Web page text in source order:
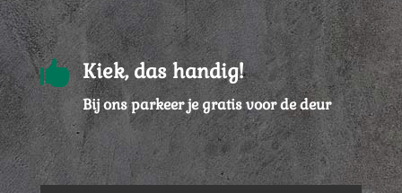
 Kiek, das handig!
Bij ons parkeer je gratis voor de deur